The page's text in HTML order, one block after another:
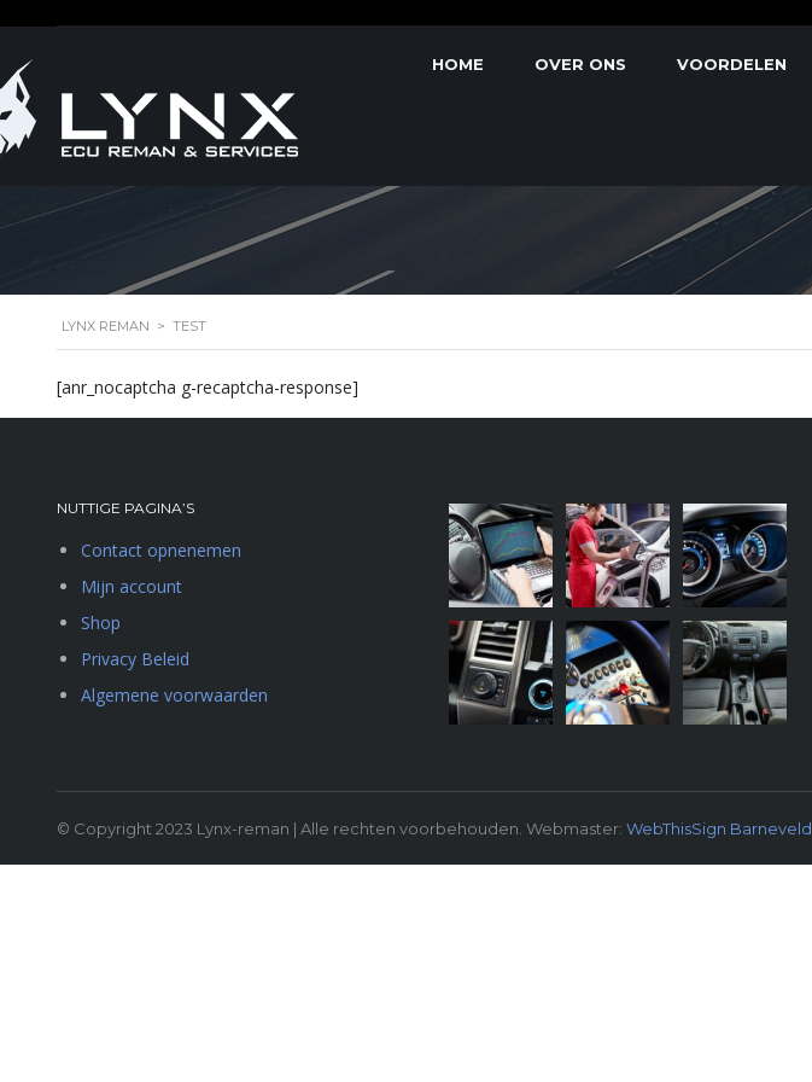
HOME OVER ONS VOORDELEN
TEST
LYNX REMAN > TEST
[anr_nocaptcha g-recaptcha-response]
NUTTIGE PAGINA’S
Contact opnenemen
Mijn account
Shop
Privacy Beleid
Algemene voorwaarden
© Copyright 2023 Lynx-reman | Alle rechten voorbehouden. Webmaster: WebThisSign Barneveld